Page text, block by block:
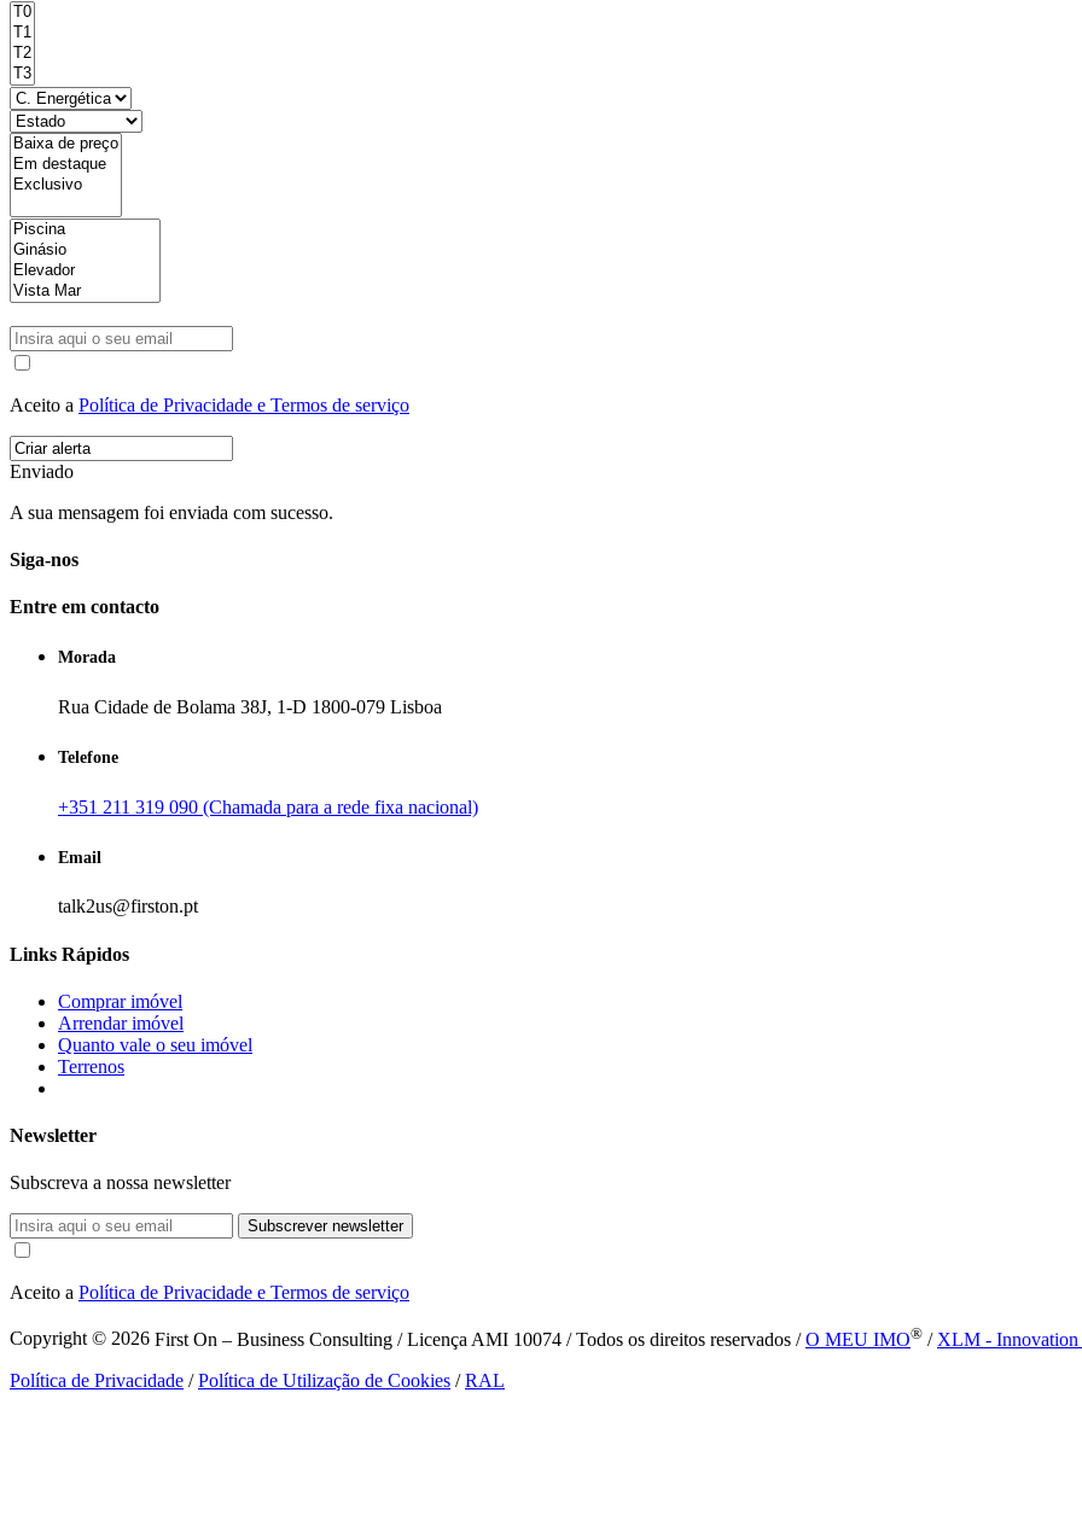
Aceito a Política de Privacidade e Termos de serviço
Enviado
A sua mensagem foi enviada com sucesso.
Siga-nos
Entre em contacto
Morada
Rua Cidade de Bolama 38J, 1-D 1800-079 Lisboa
Telefone
+351 211 319 090 (Chamada para a rede fixa nacional)
Email
talk2us@firston.pt
Links Rápidos
Comprar imóvel
Arrendar imóvel
Quanto vale o seu imóvel
Terrenos
Newsletter
Subscreva a nossa newsletter
Subscrever newsletter
Aceito a Política de Privacidade e Termos de serviço
Copyright © 2026 First On – Business Consulting / Licença AMI 10074 / Todos os direitos reservados /O MEU IMO® / XLM -
Política de Privacidade /Política de Utilização de Cookies /RAL